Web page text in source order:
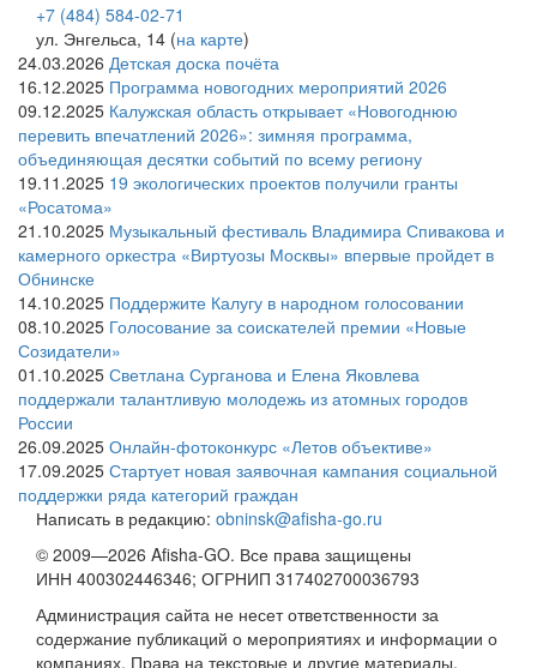
+7 (484) 584-02-71
ул. Энгельса, 14 (на карте)
24.03.2026 Детская доска почёта
16.12.2025 Программа новогодних мероприятий 2026
09.12.2025 Калужская область открывает «Новогоднюю
перевить впечатлений 2026»: зимняя программа,
объединяющая десятки событий по всему региону
19.11.2025 19 экологических проектов получили гранты
«Росатома»
21.10.2025 Музыкальный фестиваль Владимира Спивакова и
камерного оркестра «Виртуозы Москвы» впервые пройдет в
Обнинске
14.10.2025 Поддержите Калугу в народном голосовании
08.10.2025 Голосование за соискателей премии «Новые
Созидатели»
01.10.2025 Светлана Сурганова и Елена Яковлева
поддержали талантливую молодежь из атомных городов
России
26.09.2025 Онлайн-фотоконкурс «Летов объективе»
17.09.2025 Стартует новая заявочная кампания социальной
поддержки ряда категорий граждан
Написать в редакцию: obninsk@afisha-go.ru
© 2009—2026 Afisha-GO. Все права защищены
ИНН 400302446346; ОГРНИП 317402700036793
Администрация сайта не несет ответственности за
содержание публикаций о мероприятиях и информации о
компаниях. Права на текстовые и другие материалы,